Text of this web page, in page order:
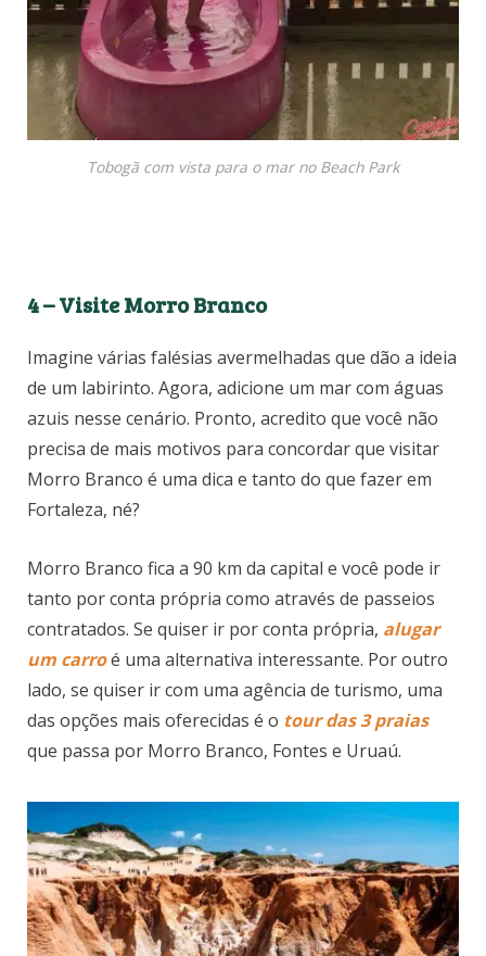
Tobogã com vista para o mar no Beach Park
4 – Visite Morro Branco
Imagine várias falésias avermelhadas que dão a ideia
de um labirinto. Agora, adicione um mar com águas
azuis nesse cenário. Pronto, acredito que você não
precisa de mais motivos para concordar que visitar
Morro Branco é uma dica e tanto do que fazer em
Fortaleza, né?
Morro Branco fica a 90 km da capital e você pode ir
tanto por conta própria como através de passeios
contratados. Se quiser ir por conta própria, alugar
um carroé uma alternativa interessante. Por outro
lado, se quiser ir com uma agência de turismo, uma
das opções mais oferecidas é o tour das 3 praias
que passa por Morro Branco, Fontes e Uruaú.